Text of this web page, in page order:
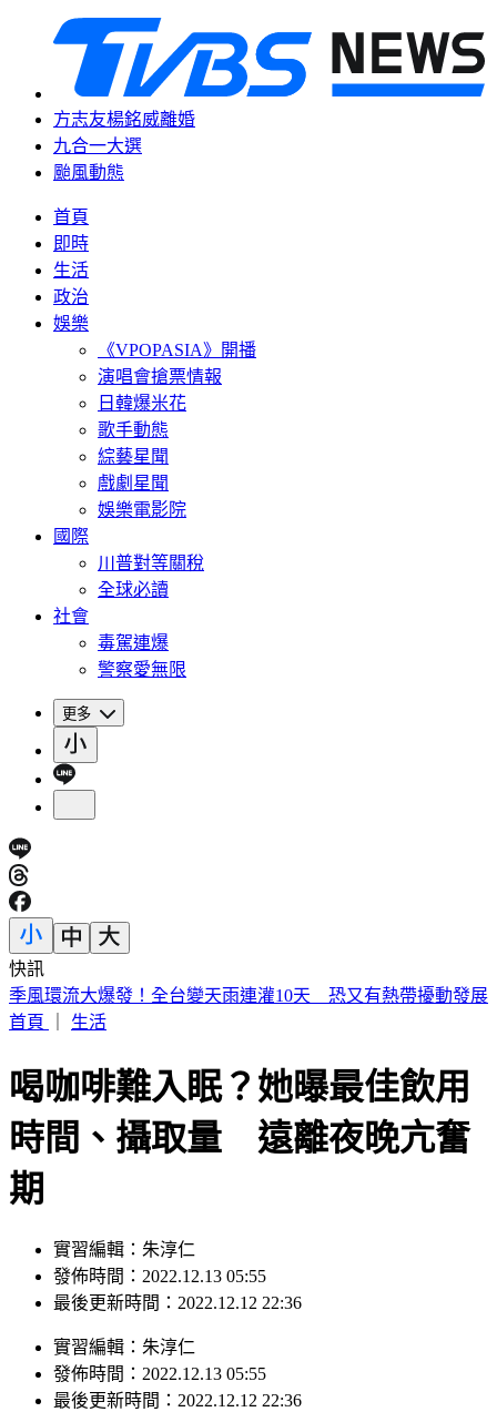
方志友楊銘威離婚
九合一大選
颱風動態
首頁
即時
生活
政治
娛樂
《VPOPASIA》開播
演唱會搶票情報
日韓爆米花
歌手動態
綜藝星聞
戲劇星聞
娛樂電影院
國際
川普對等關稅
全球必讀
社會
毒駕連爆
警察愛無限
更多
快訊
男大生點火、穿刺剪斷四肢虐殺倉鼠 竟還錄取名校研究所
首頁
生活
喝咖啡難入眠？她曝最佳飲用
時間、攝取量 遠離夜晚亢奮
期
實習編輯：朱淳仁
發佈時間：2022.12.13 05:55
最後更新時間：2022.12.12 22:36
實習編輯 ： 朱淳仁
發佈時間： 2022.12.13 05:55
最後更新時間： 2022.12.12 22:36